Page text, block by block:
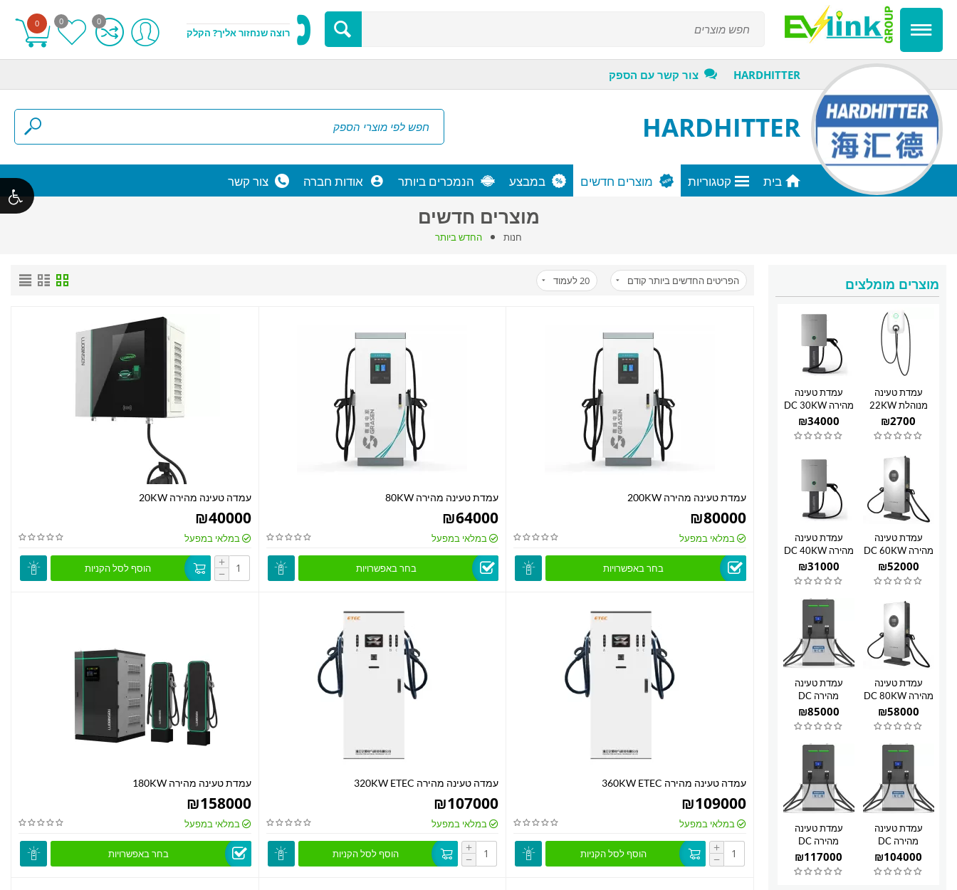
רוצה שנחזור אליך? הקלק
0 0
0
HARDHITTER צור קשר עם הספק
HARDHITTER
בית קטגוריות מוצרים חדשים במבצע הנמכרים ביותר אודות חברה צור קשר
מוצרים חדשים
חנות החדש ביותר
מוצרים מומלצים
עמדת טעינה
מנוהלת 22KW
₪2700
עמדת טעינה
מהירה DC 30KW
₪34000
עמדת טעינה
מהירה DC 60KW
₪52000
עמדת טעינה
מהירה DC 40KW
₪31000
עמדת טעינה
מהירה DC 80KW
₪58000
עמדת טעינה
מהירה DC
120KW
₪85000
עמדת טעינה
מהירה DC
240KW
₪104000
עמדת טעינה
מהירה DC
300KW
₪117000
הפריטים החדשים ביותר קודם 20לעמוד
עמדת טעינה מהירה 200KW
₪80000
במלאי במפעל
בחר באפשרויות
עמדת טעינה מהירה 80KW
₪64000
במלאי במפעל
בחר באפשרויות
עמדה טעינה מהירה 20KW
₪40000
במלאי במפעל
+
− הוסף לסל הקניות
עמדה טעינה מהירה 360KW ETEC
₪109000
במלאי במפעל
+
− הוסף לסל הקניות
עמדה טעינה מהירה 320KW ETEC
₪107000
במלאי במפעל
+
− הוסף לסל הקניות
עמדת טעינה מהירה 180KW
₪158000
במלאי במפעל
בחר באפשרויות